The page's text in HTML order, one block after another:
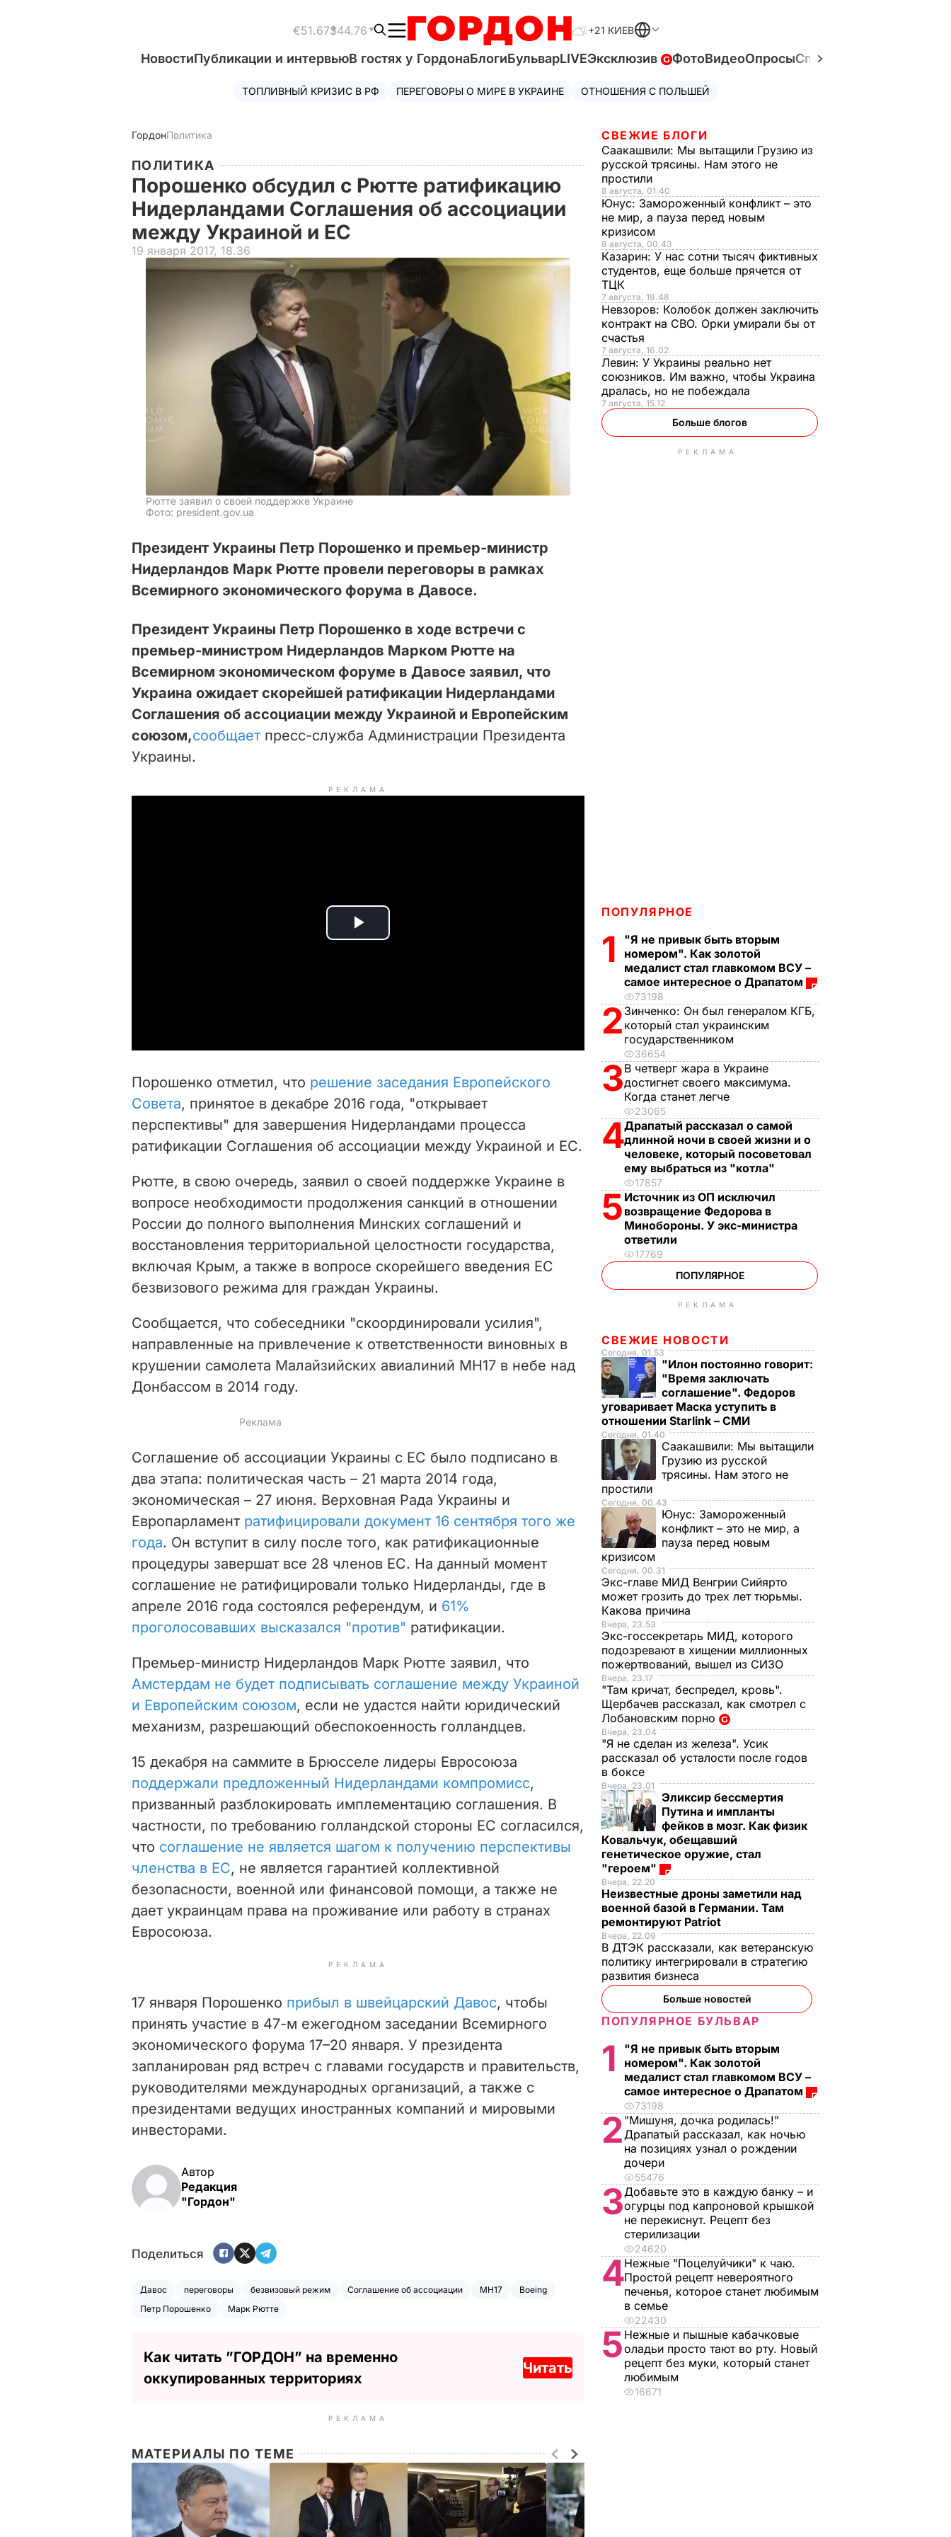
€51.67$44.76 +21 КИЕВ
НовостиПубликации и интервьюВ гостях у ГордонаБлогиБульварLIVEЭксклюзив ФотоВидеоОпросыСпецпроекты
ТОПЛИВНЫЙ КРИЗИС В РФ ПЕРЕГОВОРЫ О МИРЕ В УКРАИНЕ ОТНОШЕНИЯ С ПОЛЬШЕЙ
ГордонПолитика
ПОЛИТИКА
Порошенко обсудил с Рютте ратификацию
Нидерландами Соглашения об ассоциации
между Украиной и ЕС
19 января 2017, 18.36
Рютте заявил о своей поддержке Украине
Фото: president.gov.ua
Президент Украины Петр Порошенко и премьер-министр
Нидерландов Марк Рютте провели переговоры в рамках
Всемирного экономического форума в Давосе.
Президент Украины Петр Порошенко в ходе встречи с
премьер-министром Нидерландов Марком Рютте на
Всемирном экономическом форуме в Давосе заявил, что
Украина ожидает скорейшей ратификации Нидерландами
Соглашения об ассоциации между Украиной и Европейским
союзом,сообщаетпресс-служба Администрации Президента
Украины.
РЕКЛАМА
P
i
d
o
Порошенко отметил, что решение заседания Европейского
Совета, принятое в декабре 2016 года, "открывает
перспективы" для завершения Нидерландами процесса
ратификации Соглашения об ассоциации между Украиной и ЕС.
Рютте, в свою очередь, заявил о своей поддержке Украине в
вопросе необходимости продолжения санкций в отношении
России до полного выполнения Минских соглашений и
восстановления территориальной целостности государства,
включая Крым, а также в вопросе скорейшего введения ЕС
безвизового режима для граждан Украины.
Сообщается, что собеседники "скоординировали усилия",
направленные на привлечение к ответственности виновных в
крушении самолета Малайзийских авиалиний МН17 в небе над
Донбассом в 2014 году.
Соглашение об ассоциации Украины с ЕС было подписано в
два этапа: политическая часть – 21 марта 2014 года,
экономическая – 27 июня. Верховная Рада Украины и
Европарламент ратифицировали документ 16 сентября того же
года. Он вступит в силу после того, как ратификационные
процедуры завершат все 28 членов ЕС. На данный момент
соглашение не ратифицировали только Нидерланды, где в
апреле 2016 года состоялся референдум, и 61%
проголосовавших высказался "против" ратификации.
Премьер-министр Нидерландов Марк Рютте заявил, что
Амстердам не будет подписывать соглашение между Украиной
и Европейским союзом, если не удастся найти юридический
механизм, разрешающий обеспокоенность голландцев.
15 декабря на саммите в Брюсселе лидеры Евросоюза
поддержали предложенный Нидерландами компромисс,
призванный разблокировать имплементацию соглашения. В
частности, по требованию голландской стороны ЕС согласился,
что соглашение не является шагом к получению перспективы
членства в ЕС, не является гарантией коллективной
безопасности, военной или финансовой помощи, а также не
дает украинцам права на проживание или работу в странах
Евросоюза.
РЕКЛАМА
17 января Порошенко прибыл в швейцарский Давос, чтобы
принять участие в 47-м ежегодном заседании Всемирного
экономического форума 17–20 января. У президента
запланирован ряд встреч с главами государств и правительств,
руководителями международных организаций, а также с
президентами ведущих иностранных компаний и мировыми
инвесторами.
Автор
Редакция
"Гордон"
Поделиться
Давос переговоры безвизовый режим Соглашение об ассоциации MH17
Boeing
Петр Порошенко
Марк Рютте
Как читать ”ГОРДОН” на временно
оккупированных территориях
Читать
РЕКЛАМА
МАТЕРИАЛЫ ПО ТЕМЕ
СВЕЖИЕ БЛОГИ
Саакашвили: Мы вытащили Грузию из
русской трясины. Нам этого не
простили
8 августа, 01.40
Юнус: Замороженный конфликт – это
не мир, а пауза перед новым
кризисом
8 августа, 00.43
Казарин: У нас сотни тысяч фиктивных
студентов, еще больше прячется от
ТЦК
7 августа, 19.48
Невзоров: Колобок должен заключить
контракт на СВО. Орки умирали бы от
счастья
7 августа, 16.02
Левин: У Украины реально нет
союзников. Им важно, чтобы Украина
дралась, но не побеждала
7 августа, 15.12
Больше блогов
РЕКЛАМА
ПОПУЛЯРНОЕ
1
"Я не привык быть вторым
номером". Как золотой
медалист стал главкомом ВСУ –
самое интересное о Драпатом
73198
2 Зинченко: Он был генералом КГБ,
который стал украинским
государственником
36654
3В четверг жара в Украине
достигнет своего максимума.
Когда станет легче
23065
4Драпатый рассказал о самой
длинной ночи в своей жизни и о
человеке, который посоветовал
ему выбраться из "котла"
17857
5 Источник из ОП исключил
возвращение Федорова в
Минобороны. У экс-министра
ответили
17769
ПОПУЛЯРНОЕ
РЕКЛАМА
СВЕЖИЕ НОВОСТИ
Сегодня, 01.53
"Илон постоянно говорит:
"Время заключать
соглашение". Федоров
уговаривает Маска уступить в
отношении Starlink – СМИ
Сегодня, 01.40
Саакашвили: Мы вытащили
Грузию из русской
трясины. Нам этого не
простили
Сегодня, 00.43
Юнус: Замороженный
конфликт – это не мир, а
пауза перед новым
кризисом
Сегодня, 00.31
Экс-главе МИД Венгрии Сийярто
может грозить до трех лет тюрьмы.
Какова причина
Вчера, 23.53
Экс-госсекретарь МИД, которого
подозревают в хищении миллионных
пожертвований, вышел из СИЗО
Вчера, 23.17
"Там кричат, беспредел, кровь".
Щербачев рассказал, как смотрел с
Лобановским порно
Вчера, 23.04
"Я не сделан из железа". Усик
рассказал об усталости после годов
в боксе
Вчера, 23.01
Эликсир бессмертия
Путина и импланты
фейков в мозг. Как физик
Ковальчук, обещавший
генетическое оружие, стал
"героем"
Вчера, 22.20
Неизвестные дроны заметили над
военной базой в Германии. Там
ремонтируют Patriot
Вчера, 22.09
В ДТЭК рассказали, как ветеранскую
политику интегрировали в стратегию
развития бизнеса
Больше новостей
ПОПУЛЯРНОЕ БУЛЬВАР
1
"Я не привык быть вторым
номером". Как золотой
медалист стал главкомом ВСУ –
самое интересное о Драпатом
73198
2 "Мишуня, дочка родилась!"
Драпатый рассказал, как ночью
на позициях узнал о рождении
дочери
55476
3Добавьте это в каждую банку – и
огурцы под капроновой крышкой
не перекиснут. Рецепт без
стерилизации
24620
4Нежные "Поцелуйчики" к чаю.
Простой рецепт невероятного
печенья, которое станет любимым
в семье
22430
5 Нежные и пышные кабачковые
оладьи просто тают во рту. Новый
рецепт без муки, который станет
любимым
16671